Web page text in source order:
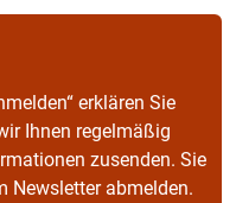
erklären Sie
Ihnen regelmäßig
zusenden. Sie
Newsletter abmelden.